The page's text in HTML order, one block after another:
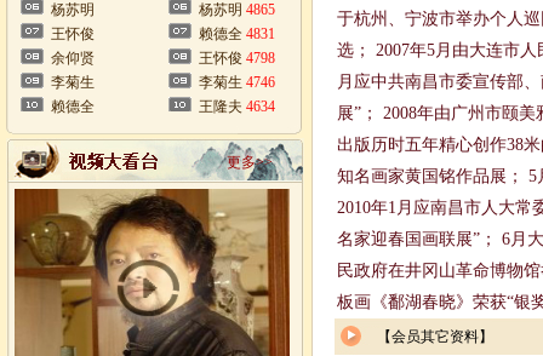
杨苏明
王怀俊
余仰贤
李菊生
赖德全
杨苏明 4865
赖德全 4831
王怀俊 4798
李菊生 4746
王隆夫 4634
更多>>
于杭州、宁波市举办个人
选； 2007年5月由大连市
月应中共南昌市委宣传部
展”； 2008年由广州市颐
出版历时五年精心创作38
知名画家黄国铭作品展；
2010年1月应南昌市人大
名家迎春国画联展”； 6月
民政府在井冈山革命博物
板画《鄱湖春晓》荣获“银
【会员其它资料】